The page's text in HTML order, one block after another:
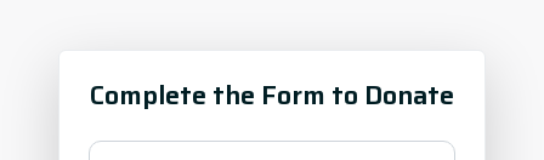
Complete the Form to Donate